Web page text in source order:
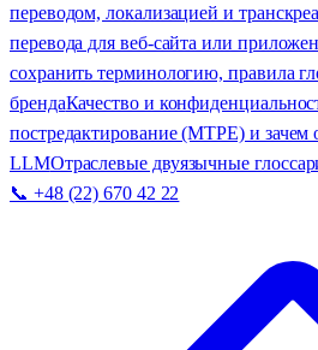
переводом, локализацией и
перевода для веб-сайта или
сохранить терминологию, правила
брендаКачество и
постредактирование (MTPE) и зачем
LLMОтраслевые двуязычные
📞 +48 (22) 670 42 22